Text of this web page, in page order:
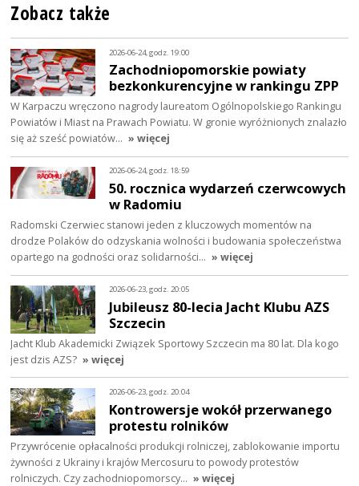
Zobacz także
2026-06-24, godz. 19:00
Zachodniopomorskie powiaty
bezkonkurencyjne w rankingu ZPP
W Karpaczu wręczono nagrody laureatom Ogólnopolskiego Rankingu
Powiatów i Miast na Prawach Powiatu. W gronie wyróżnionych znalazło
się aż sześć powiatów… » więcej
2026-06-24, godz. 18:59
50. rocznica wydarzeń czerwcowych
w Radomiu
Radomski Czerwiec stanowi jeden z kluczowych momentów na
drodze Polaków do odzyskania wolności i budowania społeczeństwa
opartego na godności oraz solidarności… » więcej
2026-06-23, godz. 20:05
Jubileusz 80-lecia Jacht Klubu AZS
Szczecin
Jacht Klub Akademicki Związek Sportowy Szczecin ma 80 lat. Dla kogo
jest dzis AZS? » więcej
2026-06-23, godz. 20:04
Kontrowersje wokół przerwanego
protestu rolników
Przywrócenie opłacalności produkcji rolniczej, zablokowanie importu
żywności z Ukrainy i krajów Mercosuru to powody protestów
rolniczych. Czy zachodniopomorscy… » więcej